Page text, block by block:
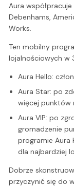
Aura
Debenhams,
Works.
Ten mobilny
lojalnościowych w
Aura Hello:
Aura Star: po
więcej punktów
Aura VIP: po
gromadzenie
programie Aura
dla najbardziej
Dobrze
przyczynić się do